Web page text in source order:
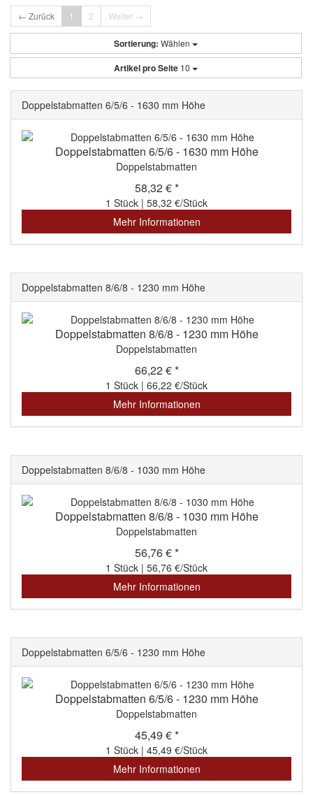
← Zurück 1 2 Weiter →
Sortierung: Wählen
Artikel pro Seite 10
Doppelstabmatten 6/5/6 - 1630 mm Höhe
Doppelstabmatten 6/5/6 - 1630 mm Höhe
Doppelstabmatten
58,32 € *
1 Stück | 58,32 €/Stück
Mehr Informationen
Doppelstabmatten 8/6/8 - 1230 mm Höhe
Doppelstabmatten 8/6/8 - 1230 mm Höhe
Doppelstabmatten
66,22 € *
1 Stück | 66,22 €/Stück
Mehr Informationen
Doppelstabmatten 8/6/8 - 1030 mm Höhe
Doppelstabmatten 8/6/8 - 1030 mm Höhe
Doppelstabmatten
56,76 € *
1 Stück | 56,76 €/Stück
Mehr Informationen
Doppelstabmatten 6/5/6 - 1230 mm Höhe
Doppelstabmatten 6/5/6 - 1230 mm Höhe
Doppelstabmatten
45,49 € *
1 Stück | 45,49 €/Stück
Mehr Informationen